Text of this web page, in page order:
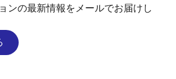
ンの最新情報をメールでお届けし